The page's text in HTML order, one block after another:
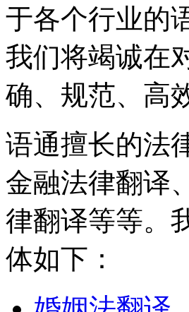
于各个行业的
我们将竭诚在
确、规范、高
语通擅长的法
金融法律翻译
律翻译等等。
体如下：